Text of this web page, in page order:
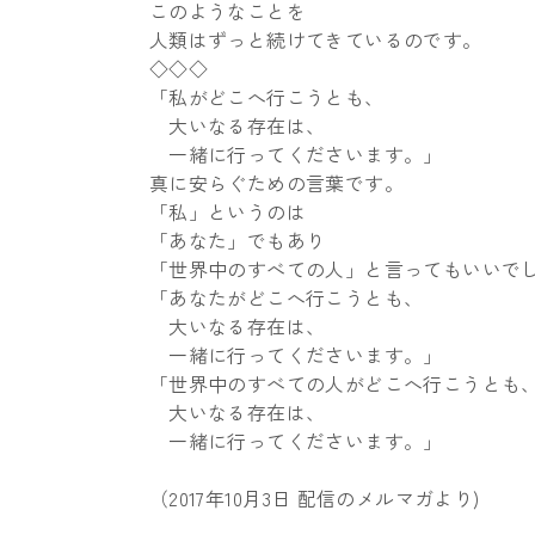
このようなことを
人類はずっと続けてきているのです。
◇◇◇
「私がどこへ行こうとも、
大いなる存在は、
一緒に行ってくださいます。」
真に安らぐための言葉です。
「私」というのは
「あなた」でもあり
「世界中のすべての人」と言ってもいいで
「あなたがどこへ行こうとも、
大いなる存在は、
一緒に行ってくださいます。」
「世界中のすべての人がどこへ行こうとも、
大いなる存在は、
一緒に行ってくださいます。」
（2017年10月3日 配信のメルマガより)